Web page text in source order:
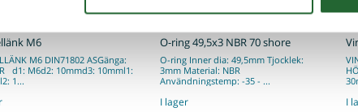
M6
M6 DIN71802 ASGänga:
d1: M6d2: 10mmd3: 10mml1:
1...
O-ring 49,5x3 NBR 70 shore
O-ring Inner dia: 49,5mm Tjocklek:
3mm Material: NBR
Användningstemp: -35 - ...
I lager
I